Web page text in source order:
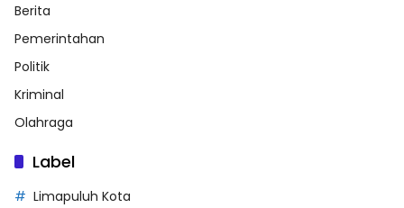
Berita
Pemerintahan
Politik
Kriminal
Olahraga
Label
Limapuluh Kota